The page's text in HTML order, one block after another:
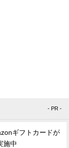
- PR -
ギフトカードが
施中